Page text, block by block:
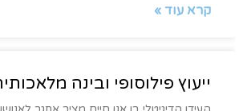
קרא עוד »
ייעוץ פילוסופי ובינה